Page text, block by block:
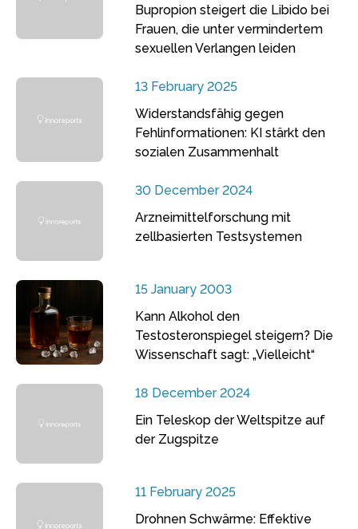
Bupropion steigert die Libido bei
Frauen, die unter vermindertem
sexuellen Verlangen leiden
13 February 2025
Widerstandsfähig gegen
Fehlinformationen: KI stärkt den
sozialen Zusammenhalt
30 December 2024
Arzneimittelforschung mit
zellbasierten Testsystemen
15 January 2003
Kann Alkohol den
Testosteronspiegel steigern? Die
Wissenschaft sagt: „Vielleicht“
18 December 2024
Ein Teleskop der Weltspitze auf
der Zugspitze
11 February 2025
Drohnen Schwärme: Effektive